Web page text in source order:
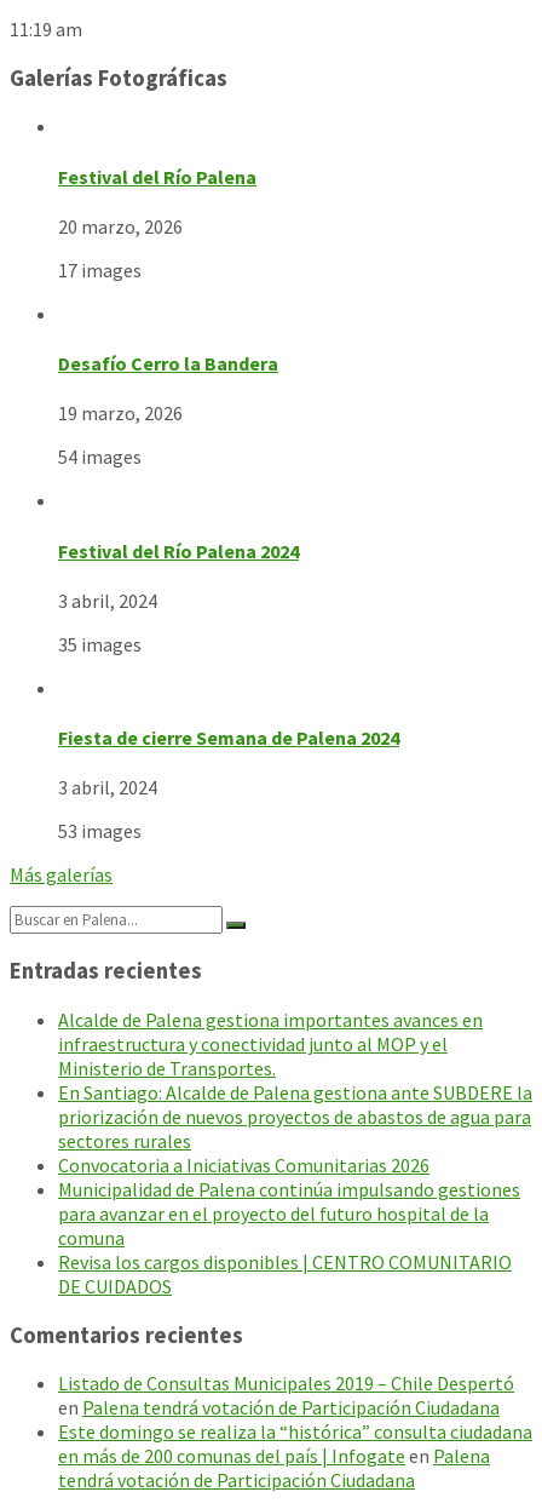
11:19 am
Galerías Fotográficas
Festival del Río Palena
20 marzo, 2026
17 images
Desafío Cerro la Bandera
19 marzo, 2026
54 images
Festival del Río Palena 2024
3 abril, 2024
35 images
Fiesta de cierre Semana de Palena 2024
3 abril, 2024
53 images
Más galerías
Search:
Entradas recientes
Alcalde de Palena gestiona importantes avances en
infraestructura y conectividad junto al MOP y el
Ministerio de Transportes.
En Santiago: Alcalde de Palena gestiona ante SUBDERE la
priorización de nuevos proyectos de abastos de agua para
sectores rurales
Convocatoria a Iniciativas Comunitarias 2026
Municipalidad de Palena continúa impulsando gestiones
para avanzar en el proyecto del futuro hospital de la
comuna
Revisa los cargos disponibles | CENTRO COMUNITARIO
DE CUIDADOS
Comentarios recientes
Listado de Consultas Municipales 2019 – Chile Despertó
en Palena tendrá votación de Participación Ciudadana
Este domingo se realiza la “histórica” consulta ciudadana
en más de 200 comunas del país | Infogate en Palena
tendrá votación de Participación Ciudadana